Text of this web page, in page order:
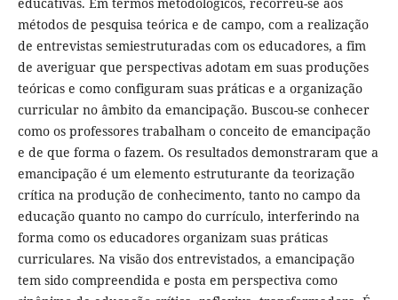
métodos de pesquisa teórica e de campo, com a realização
de entrevistas semiestruturadas com os educadores, a fim
de averiguar que perspectivas adotam em suas produções
teóricas e como configuram suas práticas e a organização
curricular no âmbito da emancipação. Buscou-se conhecer
como os professores trabalham o conceito de emancipação
e de que forma o fazem. Os resultados demonstraram que a
emancipação é um elemento estruturante da teorização
crítica na produção de conhecimento, tanto no campo da
educação quanto no campo do currículo, interferindo na
forma como os educadores organizam suas práticas
curriculares. Na visão dos entrevistados, a emancipação
tem sido compreendida e posta em perspectiva como